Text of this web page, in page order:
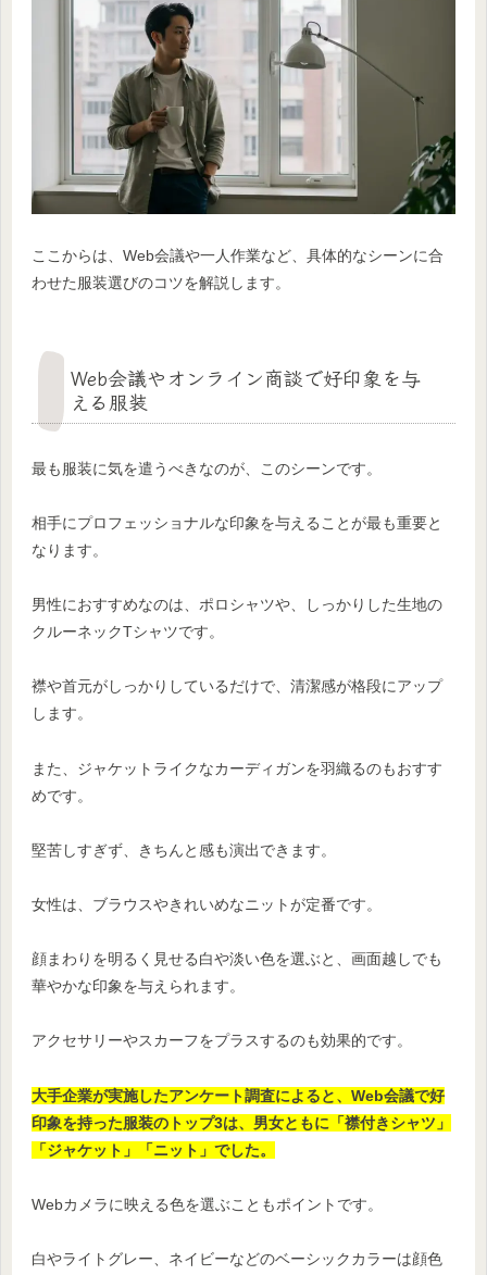
ここからは、Web会議や一人作業など、具体的なシーンに合
わせた服装選びのコツを解説します。
Web会議やオンライン商談で好印象を与
える服装
最も服装に気を遣うべきなのが、このシーンです。
相手にプロフェッショナルな印象を与えることが最も重要と
なります。
男性におすすめなのは、ポロシャツや、しっかりした生地の
クルーネックTシャツです。
襟や首元がしっかりしているだけで、清潔感が格段にアップ
します。
また、ジャケットライクなカーディガンを羽織るのもおすす
めです。
堅苦しすぎず、きちんと感も演出できます。
女性は、ブラウスやきれいめなニットが定番です。
顔まわりを明るく見せる白や淡い色を選ぶと、画面越しでも
華やかな印象を与えられます。
アクセサリーやスカーフをプラスするのも効果的です。
大手企業が実施したアンケート調査によると、Web会議で好
印象を持った服装のトップ3は、男女ともに「襟付きシャツ」
「ジャケット」「ニット」でした。
Webカメラに映える色を選ぶこともポイントです。
白やライトグレー、ネイビーなどのベーシックカラーは顔色